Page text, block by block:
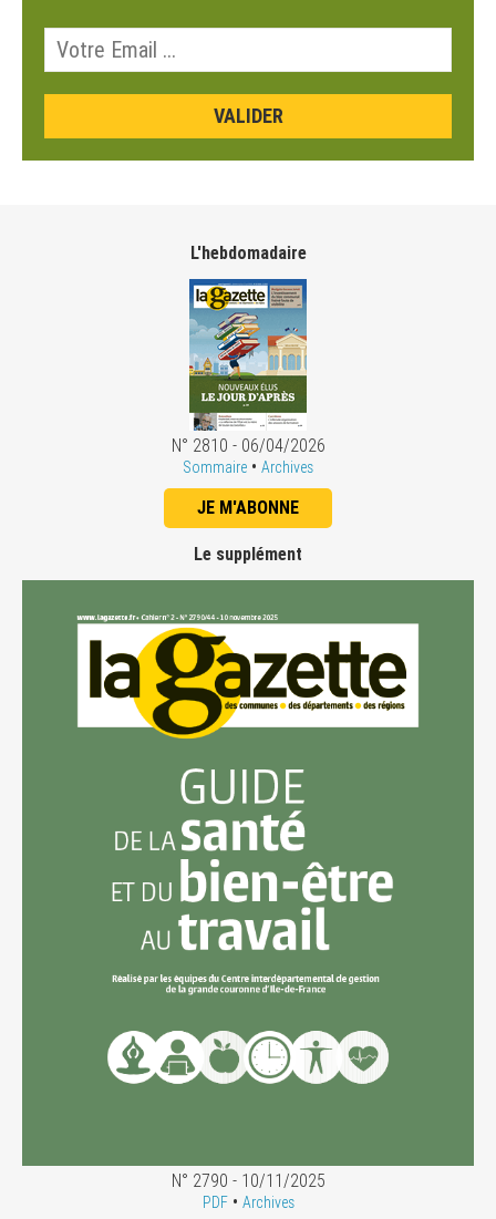
L'hebdomadaire
N° 2810 - 06/04/2026
Sommaire • Archives
JE M'ABONNE
Le supplément
N° 2790 - 10/11/2025
PDF• Archives